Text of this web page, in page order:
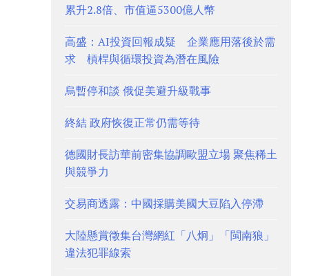
累升2.8倍、市值逼5300億人幣
高盛：AI投資回報成疑 企業應用落後於需
求 槓桿與循環投資為潛在風險
烏暫停和談 俄促美避升級戰事
終結 政府恢復正常仍需等待
德國財長訪華前密集協調歐盟立場 聚焦稀土
與競爭力
交易商透露：中國採購美國大豆陷入停滯
大陸懸賞徵集台灣網紅「八炯」「閩南狼」
違法犯罪線索